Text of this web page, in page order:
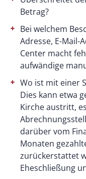
Betrag?
Bei welchem
Adresse, E-Mail-
Center macht
aufwändige
Wo ist mit einer
Dies kann etwa
Kirche austritt,
darüber vom
Monaten
zurückerstattet
Eheschließung